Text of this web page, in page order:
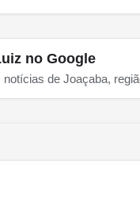
no Google
notícias de Joaçaba,